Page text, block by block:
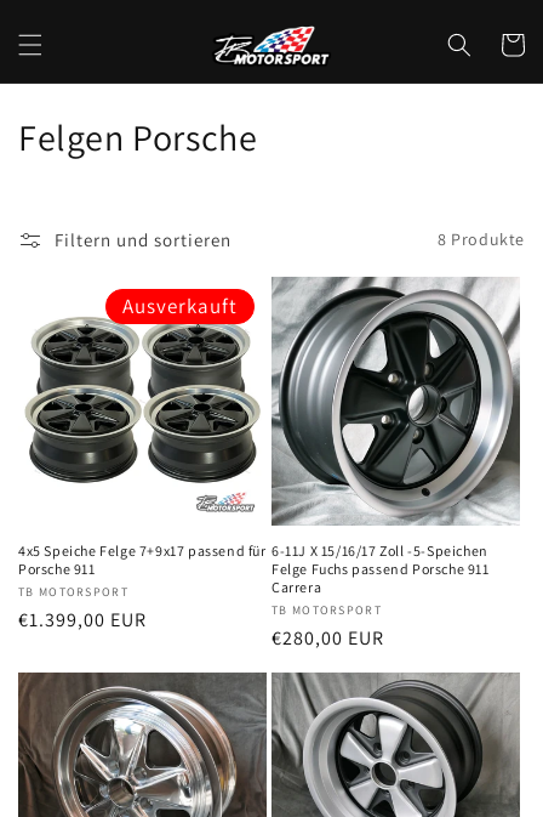
Inhalt
K
t
g
o
r
:
Felgen Porsche
Filtern und sortieren 8 Produkte
Ausverkauft
4x5 Speiche Felge 7+9x17 passend für
Porsche 911
Anbieter:
TB MOTORSPORT
Normaler
€1.399,00 EUR
6-11J X 15/16/17 Zoll -5-Speichen
Felge Fuchs passend Porsche 911
Carrera
Anbieter:
TB MOTORSPORT
Normaler
€280,00 EUR